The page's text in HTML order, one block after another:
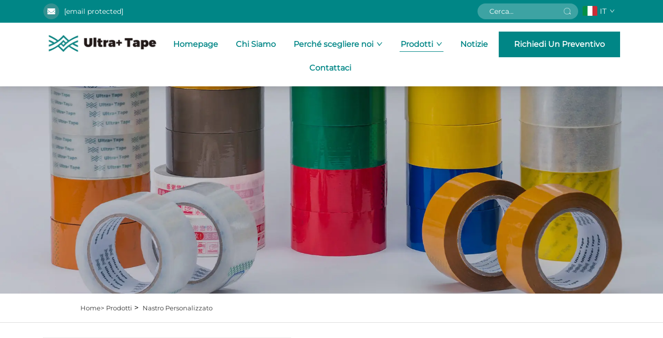
[email protected] IT
Homepage Chi Siamo Perché scegliere noi Prodotti Notizie
Contattaci
Richiedi Un Preventivo
Home> Prodotti > Nastro Personalizzato